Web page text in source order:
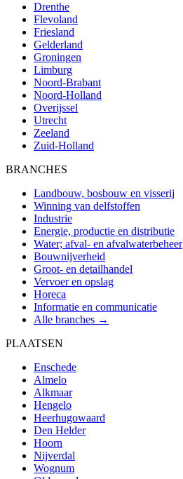
Drenthe
Flevoland
Friesland
Gelderland
Groningen
Limburg
Noord-Brabant
Noord-Holland
Overijssel
Utrecht
Zeeland
Zuid-Holland
BRANCHES
Landbouw, bosbouw en visserij
Winning van delfstoffen
Industrie
Energie, productie en distributie
Water; afval- en afvalwaterbeheer
Bouwnijverheid
Groot- en detailhandel
Vervoer en opslag
Horeca
Informatie en communicatie
Alle branches →
PLAATSEN
Enschede
Almelo
Alkmaar
Hengelo
Heerhugowaard
Den Helder
Hoorn
Nijverdal
Wognum